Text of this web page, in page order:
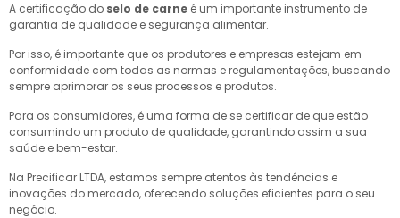
A certificação do selo de carne é um importante instrumento de
garantia de qualidade e segurança alimentar.
Por isso, é importante que os produtores e empresas estejam em
conformidade com todas as normas e regulamentações, buscando
sempre aprimorar os seus processos e produtos.
Para os consumidores, é uma forma de se certificar de que estão
consumindo um produto de qualidade, garantindo assim a sua
saúde e bem-estar.
Na Precificar LTDA, estamos sempre atentos às tendências e
inovações do mercado, oferecendo soluções eficientes para o seu
negócio.